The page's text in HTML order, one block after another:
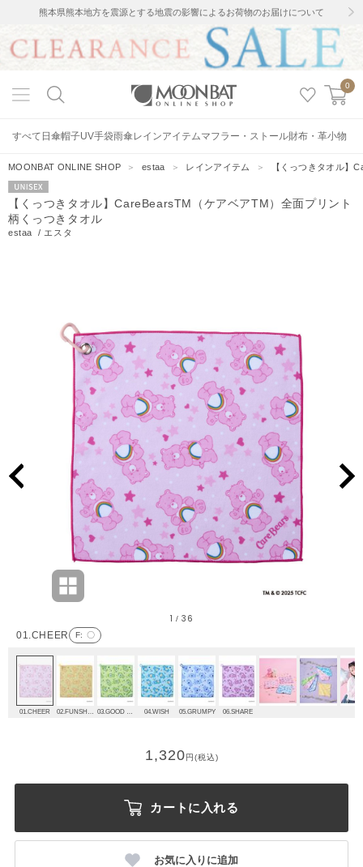
熊本県熊本地方を震源とする地震の影響によるお荷物のお届けについて
0
すべて 日傘帽子UV手袋雨傘レインアイテムマフラー・ストール財布・革小物
MOONBAT ONLINE SHOP ＞estaa ＞ レインアイテム ＞ 【くっつきタオル】
UNISEX
【くっつきタオル】CareBearsTM（ケアベアTM）全面プリント
柄くっつきタオル
estaa / エスタ
01.CHEER F: 〇
1 /36
01.CHEER 04.WISH 05.GRUMPY 06.SHARE
1,320円(税込)
カートに入れる
お気に入りに追加